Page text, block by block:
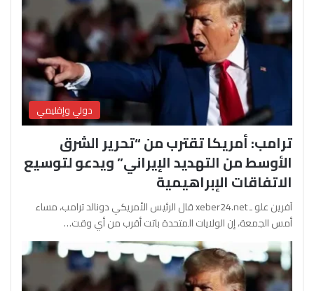
دولي وإقليمي
ترامب: أمريكا تقترب من “تحرير الشرق
الأوسط من التهديد الإيراني” ويدعو لتوسيع
الاتفاقات الإبراهيمية
آفرين علو ـ xeber24.net قال الرئيس الأمريكي دونالد ترامب، مساء
أمس الجمعة، إن الولايات المتحدة باتت أقرب من أي وقت…